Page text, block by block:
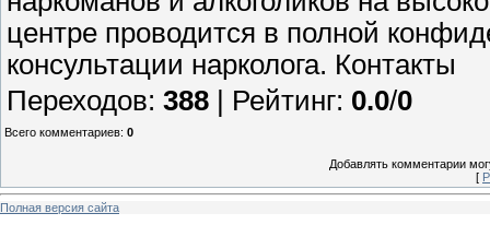
центре проводится в полной
консультации нарколога. Контакты
Переходов: 388 | Рейтинг: 0.0/0
Всего комментариев: 0
Добавлять комментарии
[
Полная версия сайта